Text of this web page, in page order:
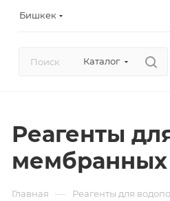
Бишкек
Каталог
Реагенты
мембранных
Главная — Реагенты для